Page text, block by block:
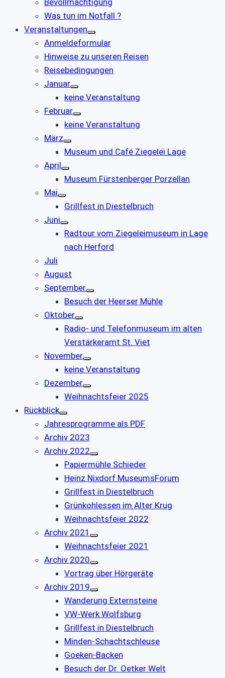
Bevollmächtigung
Was tun im Notfall ?
Veranstaltungen
Anmeldeformular
Hinweise zu unseren Reisen
Reisebedingungen
Januar
keine Veranstaltung
Februar
keine Veranstaltung
März
Museum und Café Ziegelei Lage
April
Museum Fürstenberger Porzellan
Mai
Grillfest in Diestelbruch
Juni
Radtour vom Ziegeleimuseum in Lage
nach Herford
Juli
August
September
Besuch der Heerser Mühle
Oktober
Radio- und Telefonmuseum im alten
Verstärkeramt St. Viet
November
keine Veranstaltung
Dezember
Weihnachtsfeier 2025
Rückblick
Jahresprogramme als PDF
Archiv 2023
Archiv 2022
Papiermühle Schieder
Heinz Nixdorf MuseumsForum
Grillfest in Diestelbruch
Grünkohlessen im Alter Krug
Weihnachtsfeier 2022
Archiv 2021
Weihnachtsfeier 2021
Archiv 2020
Vortrag über Hörgeräte
Archiv 2019
Wanderung Externsteine
VW-Werk Wolfsburg
Grillfest in Diestelbruch
Minden-Schachtschleuse
Goeken-Backen
Besuch der Dr. Oetker Welt